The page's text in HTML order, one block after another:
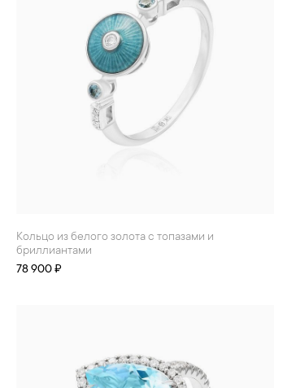
Кольцо из белого золота с топазами и
бриллиантами
78 900 ₽